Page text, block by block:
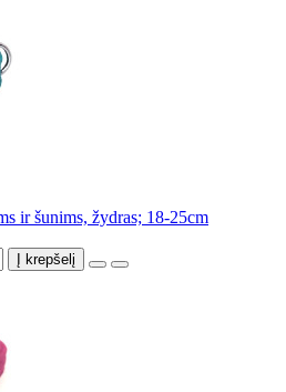
ir šunims, žydras; 18-25cm
Į krepšelį